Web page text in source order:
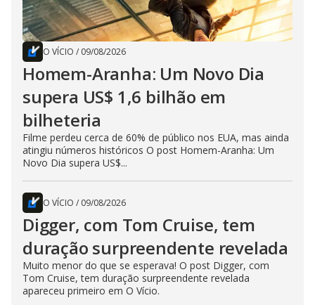
O VÍCIO / 09/08/2026
Homem-Aranha: Um Novo Dia
supera US$ 1,6 bilhão em
bilheteria
Filme perdeu cerca de 60% de público nos EUA, mas ainda
atingiu números históricos O post Homem-Aranha: Um
Novo Dia supera US$...
O VÍCIO / 09/08/2026
Digger, com Tom Cruise, tem
duração surpreendente revelada
Muito menor do que se esperava! O post Digger, com
Tom Cruise, tem duração surpreendente revelada
apareceu primeiro em O Vício.